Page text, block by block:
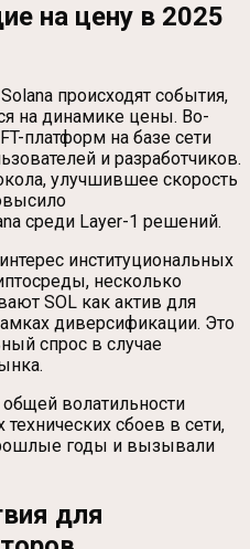
на цену в 2025
происходят события,
на динамике цены. Во-
платформ на базе сети
и разработчиков.
улучшившее скорость
среди Layer-1 решений.
институциональных
несколько
SOL как актив для
диверсификации. Это
спрос в случае
волатильности
сбоев в сети,
годы и вызывали
для